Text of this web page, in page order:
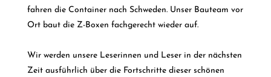
fahren die Container nach Schweden. Unser Bauteam vor
Ort baut die Z-Boxen fachgerecht wieder auf.
Wir werden unsere Leserinnen und Leser in der nächsten
Zeit ausführlich über die Fortschritte dieser schönen